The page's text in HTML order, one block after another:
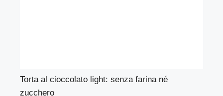
Torta al cioccolato light: senza farina né
zucchero